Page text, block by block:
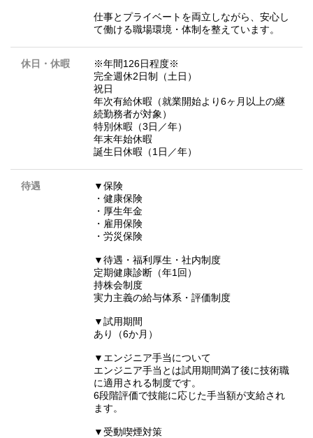
仕事とプライベートを両立しながら、安心し
て働ける職場環境・体制を整えています。
休日・休暇
※年間126日程度※
完全週休2日制（土日）
祝日
年次有給休暇（就業開始より6ヶ月以上の継
続勤務者が対象）
特別休暇（3日／年）
年末年始休暇
誕生日休暇（1日／年）
待遇
▼保険
・健康保険
・厚生年金
・雇用保険
・労災保険
▼待遇・福利厚生・社内制度
定期健康診断（年1回）
持株会制度
実力主義の給与体系・評価制度
▼試用期間
あり（6か月）
▼エンジニア手当について
エンジニア手当とは試用期間満了後に技術職
に適用される制度です。
6段階評価で技能に応じた手当額が支給され
ます。
▼受動喫煙対策